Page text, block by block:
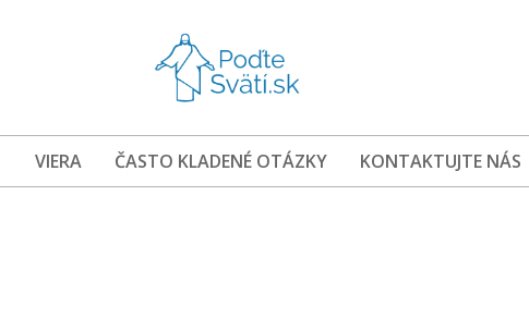
VIERA ČASTO KLADENÉ OTÁZKY KONTAKTUJTE NÁS